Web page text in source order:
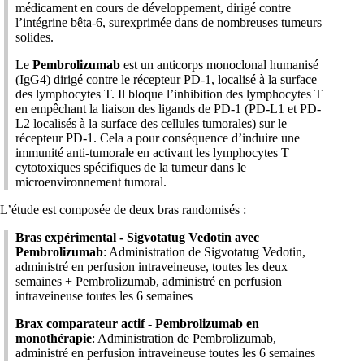
médicament en cours de développement, dirigé contre
l’intégrine bêta-6, surexprimée dans de nombreuses tumeurs
solides.
LePembrolizumab est un anticorps monoclonal humanisé
(IgG4) dirigé contre le récepteur PD-1, localisé à la surface
des lymphocytes T. Il bloque l’inhibition des lymphocytes T
en empêchant la liaison des ligands de PD-1 (PD-L1 et PD-
L2 localisés à la surface des cellules tumorales) sur le
récepteur PD-1. Cela a pour conséquence d’induire une
immunité anti-tumorale en activant les lymphocytes T
cytotoxiques spécifiques de la tumeur dans le
microenvironnement tumoral.
L’étude est composée de deux bras randomisés :
Bras expérimental - Sigvotatug Vedotin avec
Pembrolizumab: Administration de Sigvotatug Vedotin,
administré en perfusion intraveineuse, toutes les deux
semaines + Pembrolizumab, administré en perfusion
intraveineuse toutes les 6 semaines
Brax comparateur actif - Pembrolizumab en
monothérapie: Administration de Pembrolizumab,
administré en perfusion intraveineuse toutes les 6 semaines